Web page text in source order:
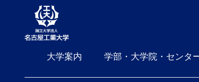
大学案内 学部・大学院・センタ